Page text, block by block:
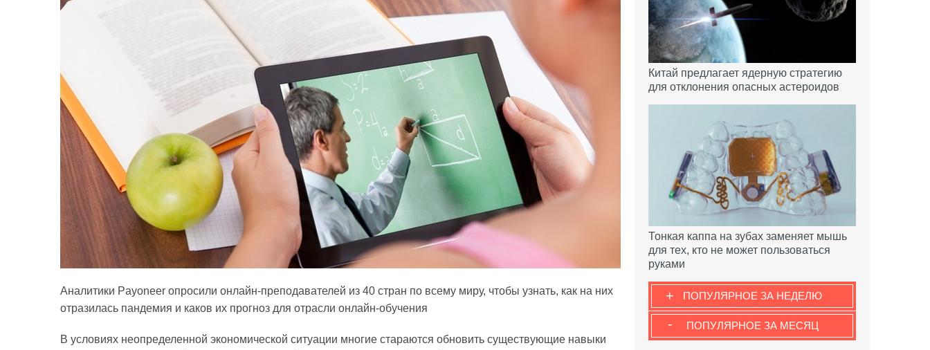
Аналитики Payoneer опросили онлайн-преподавателей из 40 стран по всему миру, чтобы узнать, как на них
отразилась пандемия и каков их прогноз для отрасли онлайн-обучения
В условиях неопределенной экономической ситуации многие стараются обновить существующие навыки
Китай предлагает ядерную стратегию
для отклонения опасных астероидов
Тонкая каппа на зубах заменяет мышь
для тех, кто не может пользоваться
руками
ПОПУЛЯРНОЕ ЗА НЕДЕЛЮ
+
ПОПУЛЯРНОЕ ЗА МЕСЯЦ
-